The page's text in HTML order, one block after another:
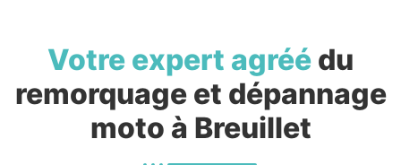
Votre expert agréé du
remorquage et dépannage
moto à Breuillet